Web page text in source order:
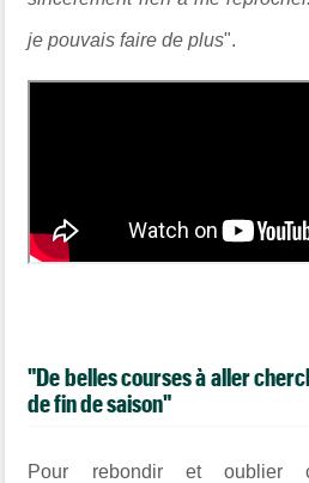
je pouvais faire de plus".
"De belles courses àaller
de fin de saison"
Pour rebondir et oublier